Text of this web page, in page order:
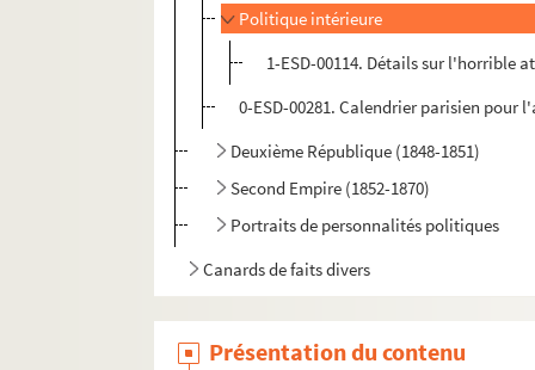
Politique intérieure
1-ESD-00114. Détails sur l'horrible
0-ESD-00281. Calendrier parisien pour
Deuxième République (1848-1851)
Second Empire (1852-1870)
Portraits de personnalités politiques
Canards de faits divers
Présentation du contenu